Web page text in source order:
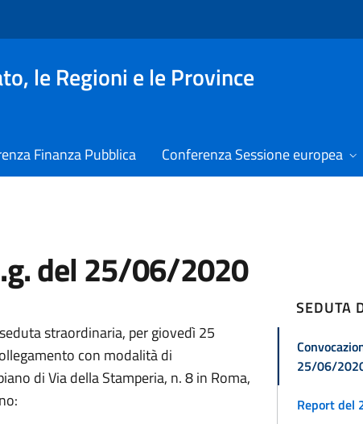
le Regioni e le Province
Finanza Pubblica Conferenza Sessione europea
del 25/06/2020
straordinaria, per giovedì 25
con modalità di
di Via della Stamperia, n. 8 in Roma,
SEDUTA
25/06/
Report del